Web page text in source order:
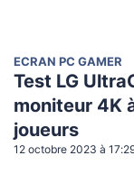
ECRAN PC GAMER
Test LG
moniteur 4K
joueurs
12 octobre 2023 à